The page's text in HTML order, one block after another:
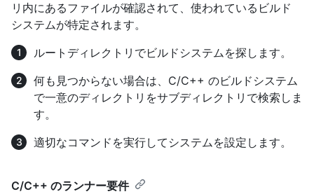
リ内にあるファイルが確認されて、使われているビルド
システムが特定されます。
ルートディレクトリでビルドシステムを探します。
何も見つからない場合は、C/C++ のビルドシステム
で一意のディレクトリをサブディレクトリで検索しま
す。
適切なコマンドを実行してシステムを設定します。
C/C++ のランナー要件